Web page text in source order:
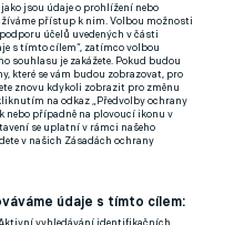
jsou údaje o prohlížení nebo
přístup k nim. Volbou možnosti
účelů uvedených v části
s tímto cílem“, zatímco volbou
souhlasu je zakážete. Pokud budou
které se vám budou zobrazovat, pro
znovu kdykoli zobrazit pro změnu
na odkaz „Předvolby ochrany
nebo případně na plovoucí ikonu v
se uplatní v rámci našeho
v našich Zásadách ochrany
údaje s tímto cílem: